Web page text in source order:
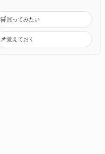
🛒買ってみたい
📌覚えておく